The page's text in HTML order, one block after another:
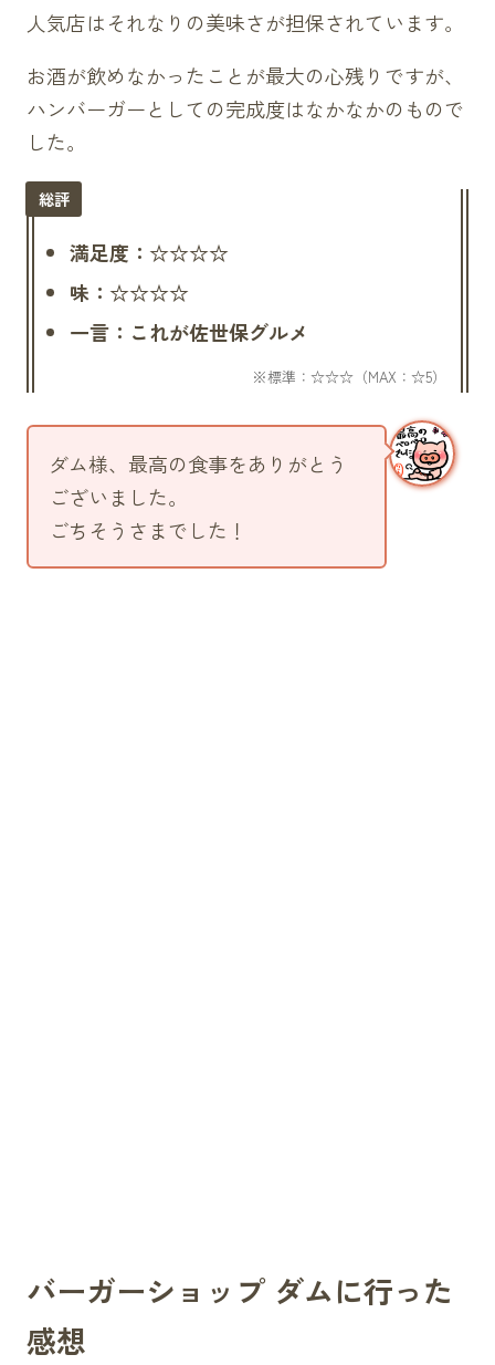
人気店はそれなりの美味さが担保されています。
お酒が飲めなかったことが最大の心残りですが、
ハンバーガーとしての完成度はなかなかのもので
した。
満足度：☆☆☆☆
味：☆☆☆☆
一言：これが佐世保グルメ
ダム様、最高の食事をありがとう
ございました。
ごちそうさまでした！
バーガーショップ ダムに行った
感想